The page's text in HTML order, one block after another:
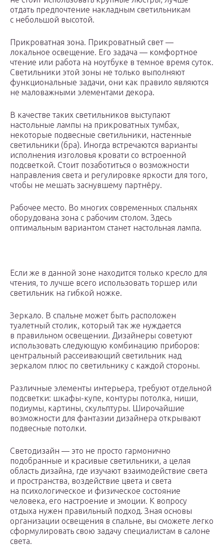
отдать предпочтение накладным светильникам
с небольшой высотой.
Прикроватная зона. Прикроватный свет —
локальное освещение. Его задача — комфортное
чтение или работа на ноутбуке в темное время суток.
Светильники этой зоны не только выполняют
функциональные задачи, они как правило являются
не маловажными элементами декора.
В качестве таких светильников выступают
настольные лампы на прикроватных тумбах,
некоторые подвесные светильники, настенные
светильники (бра). Иногда встречаются варианты
исполнения изголовья кровати со встроенной
подсветкой. Стоит позаботиться о возможности
направления света и регулировке яркости для того,
чтобы не мешать заснувшему партнёру.
Рабочее место. Во многих современных спальнях
оборудована зона с рабочим столом. Здесь
оптимальным вариантом станет настольная лампа.
Если же в данной зоне находится только кресло для
чтения, то лучше всего использовать торшер или
светильник на гибкой ножке.
Зеркало. В спальне может быть расположен
туалетный столик, который так же нуждается
в правильном освещении. Дизайнеры советуют
использовать следующую комбинацию приборов:
центральный рассеивающий светильник над
зеркалом плюс по светильнику с каждой стороны.
Различные элементы интерьера, требуют отдельной
подсветки: шкафы-купе, контуры потолка, ниши,
подиумы, картины, скульптуры. Широчайшие
возможности для фантазии дизайнера открывают
подвесные потолки.
Светодизайн — это не просто гармонично
подобранные и красивые светильники, а целая
область дизайна, где изучают взаимодействие света
и пространства, воздействие цвета и света
на психологическое и физическое состояние
человека, его настроение и эмоции. К вопросу
отдыха нужен правильный подход. Зная основы
организации освещения в спальне, вы сможете легко
сформулировать свою задачу специалистам в салоне
света.